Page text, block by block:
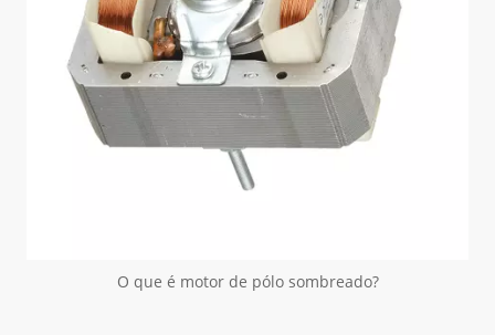
O que é motor de pólo sombreado?